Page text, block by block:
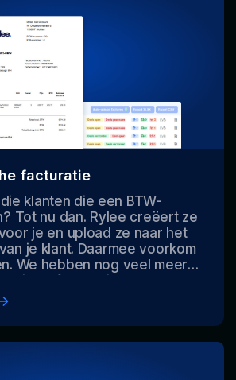
facturatie
klanten die een BTW-
Tot nu dan. Rylee creëert ze
je en upload ze naar het
je klant. Daarmee voorkom
We hebben nog veel meer
te maken.